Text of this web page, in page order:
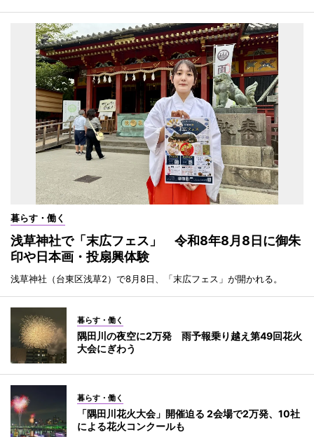
暮らす・働く
浅草神社で「末広フェス」 令和8年8月8日に御朱
印や日本画・投扇興体験
浅草神社（台東区浅草2）で8月8日、「末広フェス」が開かれる。
暮らす・働く
隅田川の夜空に2万発 雨予報乗り越え第49回花火
大会にぎわう
暮らす・働く
「隅田川花火大会」開催迫る 2会場で2万発、10社
による花火コンクールも